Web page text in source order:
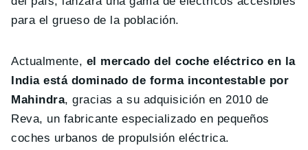
para el grueso de la población.
Actualmente, el mercado del coche eléctrico en la
India está dominado de forma incontestable por
Mahindra, gracias a su adquisición en 2010 de
Reva, un fabricante especializado en pequeños
coches urbanos de propulsión eléctrica.